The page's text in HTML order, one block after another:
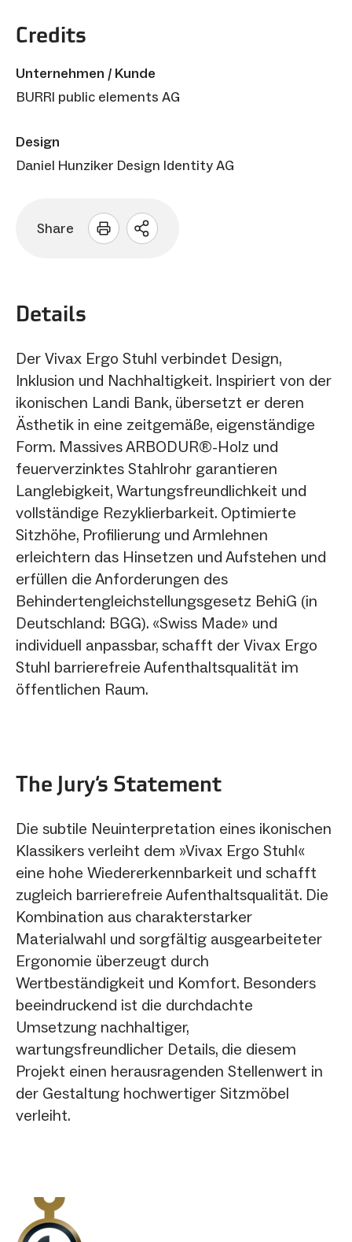
Credits
Unternehmen / Kunde
BURRI public elements AG
Design
Daniel Hunziker Design Identity AG
Share
Sharing
Details
Der Vivax Ergo Stuhl verbindet Design,
Inklusion und Nachhaltigkeit. Inspiriert von der
ikonischen Landi Bank, übersetzt er deren
Ästhetik in eine zeitgemäße, eigenständige
Form. Massives ARBODUR®-Holz und
feuerverzinktes Stahlrohr garantieren
Langlebigkeit, Wartungsfreundlichkeit und
vollständige Rezyklierbarkeit. Optimierte
Sitzhöhe, Profilierung und Armlehnen
erleichtern das Hinsetzen und Aufstehen und
erfüllen die Anforderungen des
Behindertengleichstellungsgesetz BehiG (in
Deutschland: BGG). «Swiss Made» und
individuell anpassbar, schafft der Vivax Ergo
Stuhl barrierefreie Aufenthaltsqualität im
öffentlichen Raum.
The Jury‘s Statement
Die subtile Neuinterpretation eines ikonischen
Klassikers verleiht dem »Vivax Ergo Stuhl«
eine hohe Wiedererkennbarkeit und schafft
zugleich barrierefreie Aufenthaltsqualität. Die
Kombination aus charakterstarker
Materialwahl und sorgfältig ausgearbeiteter
Ergonomie überzeugt durch
Wertbeständigkeit und Komfort. Besonders
beeindruckend ist die durchdachte
Umsetzung nachhaltiger,
wartungsfreundlicher Details, die diesem
Projekt einen herausragenden Stellenwert in
der Gestaltung hochwertiger Sitzmöbel
verleiht.